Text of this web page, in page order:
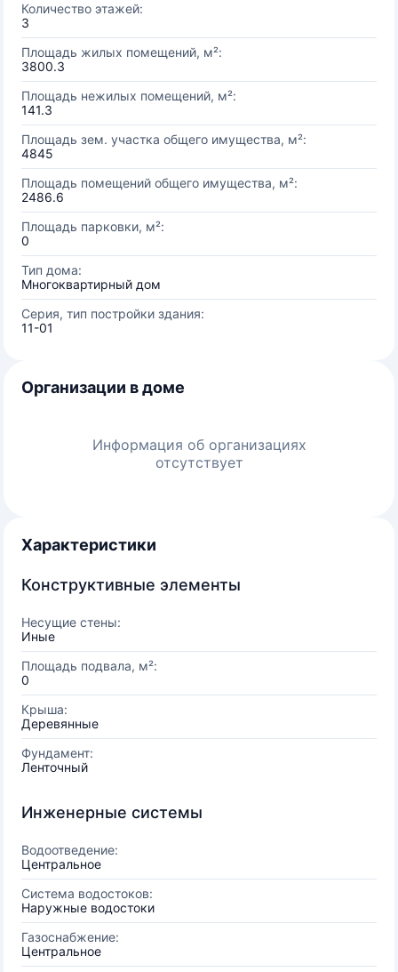
Количество этажей:
3
Площадь жилых помещений, м²:
3800.3
Площадь нежилых помещений, м²:
141.3
Площадь зем. участка общего имущества, м²:
4845
Площадь помещений общего имущества, м²:
2486.6
Площадь парковки, м²:
0
Тип дома:
Многоквартирный дом
Серия, тип постройки здания:
11-01
Организации в доме
Информация об организациях
отсутствует
Характеристики
Конструктивные элементы
Несущие стены:
Иные
Площадь подвала, м²:
0
Крыша:
Деревянные
Фундамент:
Ленточный
Инженерные системы
Водоотведение:
Центральное
Система водостоков:
Наружные водостоки
Газоснабжение:
Центральное